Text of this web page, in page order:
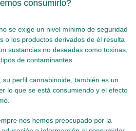
consumirlo?
se exige un nivel mínimo de seguridad
o los productos derivados de él resulta
sustancias no deseadas como toxinas,
de contaminantes.
perfil cannabinoide, también es un
lo que se está consumiendo y el efecto
nos hemos preocupado por la